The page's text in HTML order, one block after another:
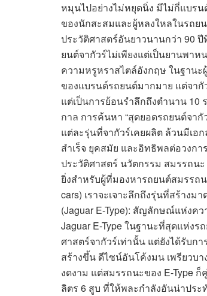
หมุนไปอย่างไม่หยุดนิ่ง มีไม่กี่แบรน
ของนักสะสมและผู้หลงใหลในรถย
ประวัติศาสตร์อันยาวนานกว่า 90
ยนต์จากัวร์ไม่เพียงแต่เป็นยานพา
ความหรูหราสไตล์อังกฤษ ในฐาน
ของแบรนด์รถยนต์มากมาย แต่จากั
แต่เป็นการย้อนรำลึกถึงตำนาน 10
กาล การค้นหา “สุดยอดรถยนต์จากั
แต่ละรุ่นที่จากัวร์เคยผลิต ล้วนมีเ
สำเร็จ ยุคสมัย และอิทธิพลต่อวงก
ประวัติศาสตร์ นวัตกรรม สมรรถน
ยิ่งสำหรับผู้ที่มองหารถยนต์สมรรถน
cars) เราจะเจาะลึกถึงรุ่นที่สร้าง
(Jaguar E-Type): สัญลักษณ์แห่งค
Jaguar E-Type ในฐานะที่สุดแห่ง
ศาสตร์จากัวร์เท่านั้น แต่ยังได้รับก
สร้างขึ้น ดีไซน์อันโค้งมน เพรียว
งดงาม แต่สมรรถนะของ E-Type ก็
ลิตร 6 สูบ ที่ให้พละกำลังอันน่าปร